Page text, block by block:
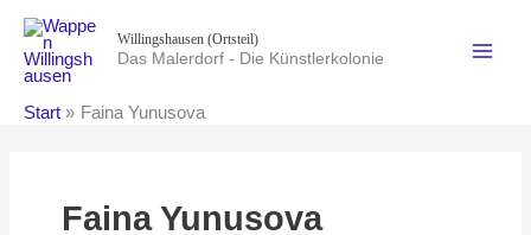
Inhalt
springen
Willingshausen (Ortsteil)
Das Malerdorf - Die Künstlerkolonie
Start Faina Yunusova
Faina Yunusova